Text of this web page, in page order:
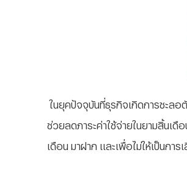
ในยุคปัจจุบันที่ธุรกิจเกิดการชะลอ
ช่วยลดภาระค่าใช้จ่ายในยามสิ้นเดื
เดือน มาฝาก และเพื่อไม่ให้เป็นกา